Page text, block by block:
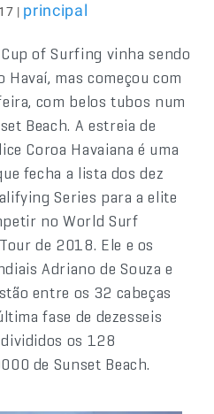
| principal
of Surfing vinha sendo
Havaí, mas começou com
com belos tubos num
Beach. A estreia de
Coroa Havaiana é uma
fecha a lista dos dez
Series para a elite
no World Surf
de 2018. Ele e os
Adriano de Souza e
entre os 32 cabeças
fase de dezesseis
os 128
de Sunset Beach.